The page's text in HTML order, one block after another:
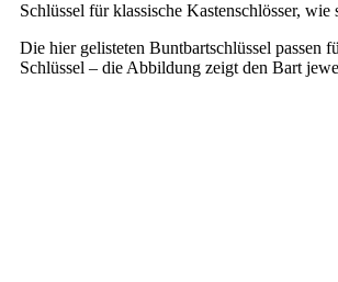
Schlüssel für klassische Kastenschlösser,
Die hier gelisteten Buntbartschlüssel passen
Schlüssel – die Abbildung zeigt den Bart